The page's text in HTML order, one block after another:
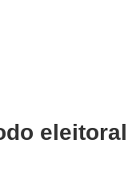
eleitoral